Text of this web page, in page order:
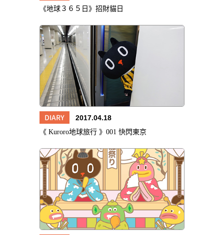
《地球３６５日》招財貓日
DIARY 2017.04.18
《 Kuroro地球旅行 》001 快閃東京